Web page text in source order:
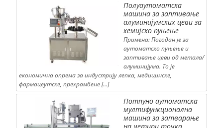
Полуаутоматска
машина за заптивање
алуминијумских цеви за
хемијско пуњење
Примена: Погодан је за
аутоматско пуњење и
заптивање цеви од метала/
алуминијума. То је
економична опрема за индустрију лепка, медицинске,
фармацеутске, прехрамбене […]
Потпуно аутоматска
мултифункционална
машина за затварање